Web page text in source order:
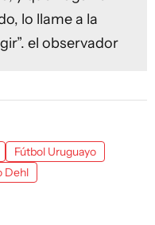
lo llame a la
el observador
Fútbol Uruguayo
Dehl